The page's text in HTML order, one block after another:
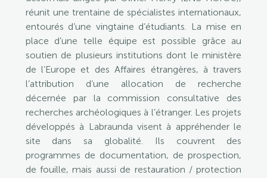
réunit une trentaine de spécialistes internationaux,
entourés d’une vingtaine d’étudiants. La mise en
place d’une telle équipe est possible grâce au
soutien de plusieurs institutions dont le ministère
de l’Europe et des Affaires étrangères, à travers
l’attribution d’une allocation de recherche
décernée par la commission consultative des
recherches archéologiques à l’étranger. Les projets
développés à Labraunda visent à appréhender le
site dans sa globalité. Ils couvrent des
programmes de documentation, de prospection,
de fouille, mais aussi de restauration / protection